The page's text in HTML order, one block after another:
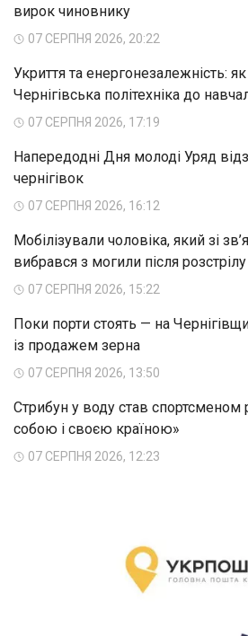
вирок чиновнику
07 СЕРПНЯ 2026, 20:22
Укриття та енергонезалежність: як
Чернігівська політехніка до
07 СЕРПНЯ 2026, 17:19
Напередодні Дня молоді Уряд
чернігівок
07 СЕРПНЯ 2026, 16:12
Мобілізували чоловіка, який зі
вибрався з могили після розстрілу
07 СЕРПНЯ 2026, 15:22
Поки порти стоять — на
із продажем зерна
07 СЕРПНЯ 2026, 13:50
Стрибун у воду став
собою і своєю країною»
07 СЕРПНЯ 2026, 12:23